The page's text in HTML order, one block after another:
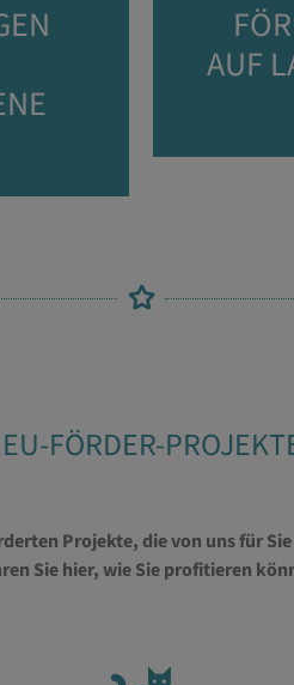
AUF
EU-FÖRDER-
Projekte, die von uns für
Sie hier, wie Sie profitieren